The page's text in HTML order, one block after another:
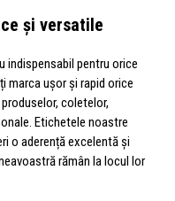
și versatile
indispensabil pentru orice
marca ușor și rapid orice
coletelor,
Etichetele noastre
o aderență excelentă și
rămân la locul lor